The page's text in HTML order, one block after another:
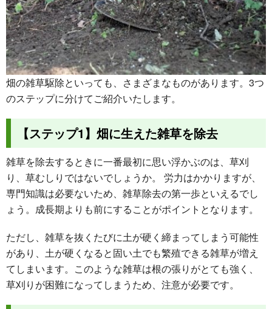
畑の雑草駆除といっても、さまざまなものがあります。3つ
のステップに分けてご紹介いたします。
【ステップ1】畑に生えた雑草を除去
雑草を除去するときに一番最初に思い浮かぶのは、草刈
り、草むしりではないでしょうか。 労力はかかりますが、
専門知識は必要ないため、雑草除去の第一歩といえるでし
ょう。成長期よりも前にすることがポイントとなります。
ただし、雑草を抜くたびに土が硬く締まってしまう可能性
があり、土が硬くなると固い土でも繁殖できる雑草が増え
てしまいます。このような雑草は根の張りがとても強く、
草刈りが困難になってしまうため、注意が必要です。